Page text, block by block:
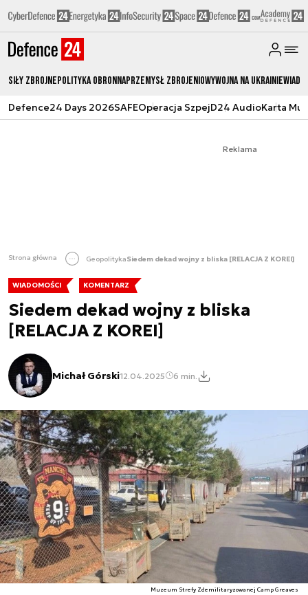
Siły zbrojnePolityka obronnaPrzemysł ZbrojeniowyWojna na Ukrainie
Defence24 Days 2026SAFEOperacja SzpejD24 AudioKarta
Reklama
Strona główna GeopolitykaSiedem dekad wojny z bliska [RELACJA Z KOREI]
WIADOMOŚCI KOMENTARZ
Siedem dekad wojny z bliska
[RELACJA Z KOREI]
Michał Górski12.04.2025 6 min.
Muzeum Strefy Zdemilitaryzowanej Camp Greaves